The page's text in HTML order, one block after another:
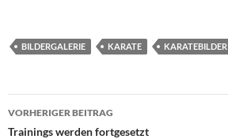
BILDERGALERIE KARATE KARATEBILDER
Beitragsnavigation
VORHERIGER BEITRAG
Trainings werden fortgesetzt